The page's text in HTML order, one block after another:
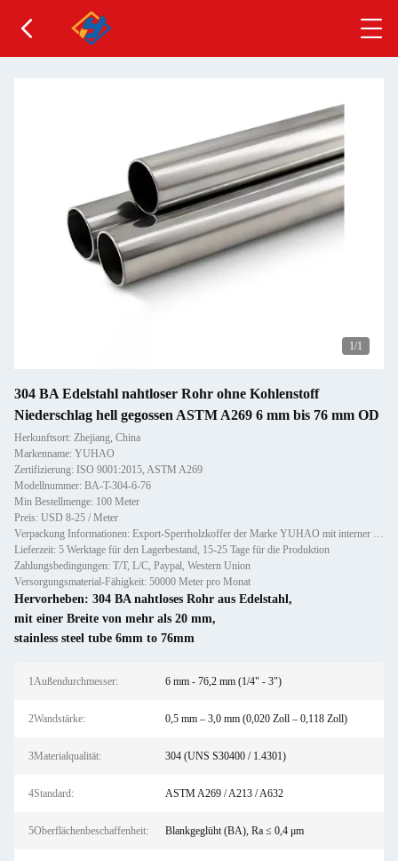
1/1
304 BA Edelstahl nahtloser Rohr ohne Kohlenstoff
Niederschlag hell gegossen ASTM A269 6 mm bis 76 mm OD
Herkunftsort: Zhejiang, China
Markenname: YUHAO
Zertifizierung: ISO 9001:2015, ASTM A269
Modellnummer: BA-T-304-6-76
Min Bestellmenge: 100 Meter
Preis: USD 8-25 / Meter
Verpackung Informationen: Export-Sperrholzkoffer der Marke YUHAO mit interner Schaumstoffpolsterung und wasserdichter Verpacku
Lieferzeit: 5 Werktage für den Lagerbestand, 15-25 Tage für die Produktion
Zahlungsbedingungen: T/T, L/C, Paypal, Western Union
Versorgungsmaterial-Fähigkeit: 50000 Meter pro Monat
Hervorheben: 304 BA nahtloses Rohr aus Edelstahl,
mit einer Breite von mehr als 20 mm,
stainless steel tube 6mm to 76mm
1Außendurchmesser: 6 mm - 76,2 mm (1/4" - 3")
2Wandstärke: 0,5 mm – 3,0 mm (0,020 Zoll – 0,118 Zoll)
3Materialqualität: 304 (UNS S30400 / 1.4301)
4Standard: ASTM A269 / A213 / A632
5Oberflächenbeschaffenheit: Blankgeglüht (BA), Ra ≤ 0,4 μm